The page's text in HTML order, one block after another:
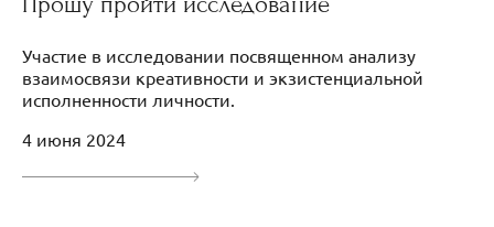
Участие в исследовании посвященном анализу
взаимосвязи креативности и экзистенциальной
исполненности личности.
4 июня 2024